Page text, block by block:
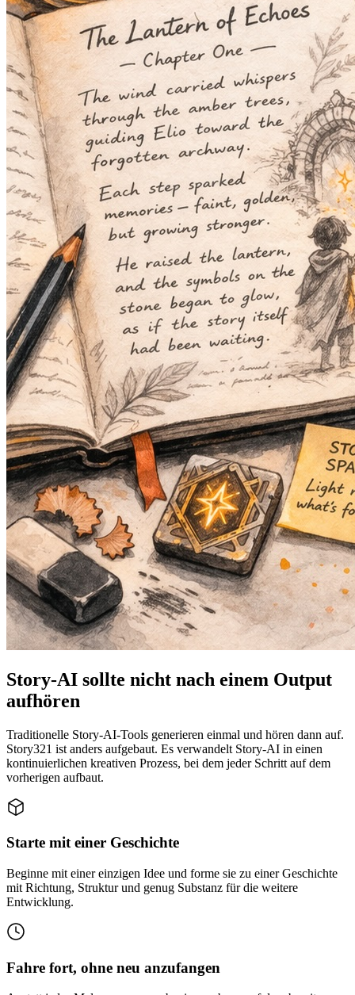
Story-AI sollte nicht nach einem Output
aufhören
Traditionelle Story-AI-Tools generieren einmal und hören dann auf.
Story321 ist anders aufgebaut. Es verwandelt Story-AI in einen
kontinuierlichen kreativen Prozess, bei dem jeder Schritt auf dem
vorherigen aufbaut.
Starte mit einer Geschichte
Beginne mit einer einzigen Idee und forme sie zu einer Geschichte
mit Richtung, Struktur und genug Substanz für die weitere
Entwicklung.
Fahre fort, ohne neu anzufangen